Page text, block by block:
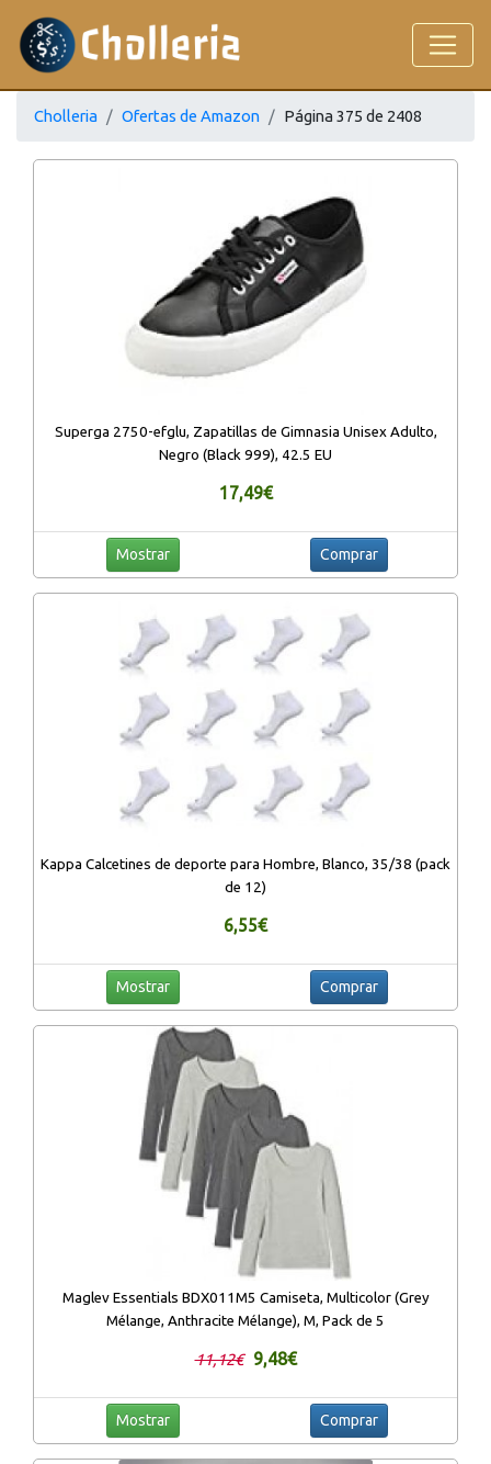
Cholleria Ofertas de Amazon Página 375 de 2408
Superga 2750-efglu, Zapatillas de Gimnasia Unisex Adulto,
Negro (Black 999), 42.5 EU
17,49€
Mostrar Comprar
Kappa Calcetines de deporte para Hombre, Blanco, 35/38 (pack
de 12)
6,55€
Mostrar Comprar
Maglev Essentials BDX011M5 Camiseta, Multicolor (Grey
Mélange, Anthracite Mélange), M, Pack de 5
11,12€ 9,48€
Mostrar Comprar